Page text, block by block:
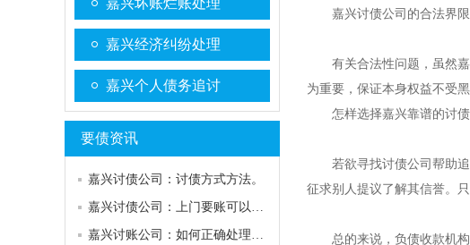
嘉兴坏账烂账处理
嘉兴经济纠纷处理
嘉兴个人债务追讨
要债资讯
嘉兴讨债公司：讨债方式方法。
嘉兴讨债公司：上门要账可以去几个人？
嘉兴讨账公司：如何正确处理债务纠纷
嘉兴讨债公司的合法界限
有关合法性问题，虽然
为重要，保证本身权益不受
怎样选择嘉兴靠谱的讨债
若欲寻找讨债公司帮助
征求别人提议了解其信誉。
总的来说，负债收款机